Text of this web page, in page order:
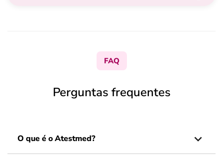
FAQ
Perguntas frequentes
O que é o Atestmed?